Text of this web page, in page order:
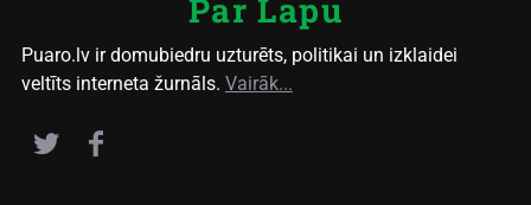
Par Lapu
Puaro.lv ir domubiedru uzturēts, politikai un izklaidei
veltīts interneta žurnāls. Vairāk...